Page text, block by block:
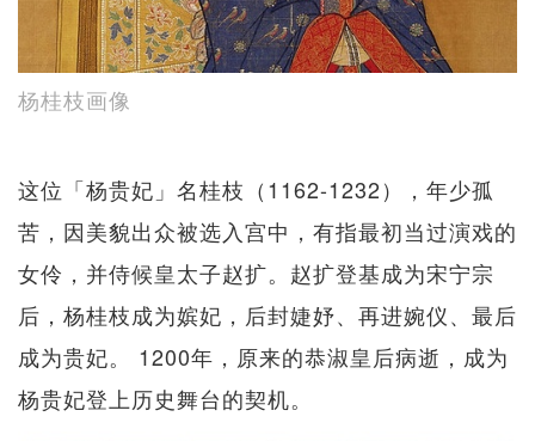
杨桂枝画像
这位「杨贵妃」名桂枝（1162-1232），年少孤
苦，因美貌出众被选入宫中，有指最初当过演戏的
女伶，并侍候皇太子赵扩。赵扩登基成为宋宁宗
后，杨桂枝成为嫔妃，后封婕妤、再进婉仪、最后
成为贵妃。 1200年，原来的恭淑皇后病逝，成为
杨贵妃登上历史舞台的契机。